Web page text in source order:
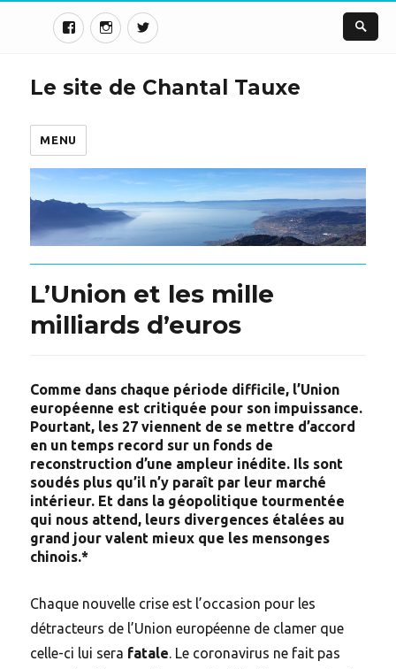
Le site de Chantal Tauxe
MENU
L’Union et les mille
milliards d’euros
Comme dans chaque période difficile, l’Union
européenne est critiquée pour son impuissance.
Pourtant, les 27 viennent de se mettre d’accord
en un temps record sur un fonds de
reconstruction d’une ampleur inédite. Ils sont
soudés plus qu’il n’y paraît par leur marché
intérieur. Et dans la géopolitique tourmentée
qui nous attend, leurs divergences étalées au
grand jour valent mieux que les mensonges
chinois.*
Chaque nouvelle crise est l’occasion pour les
détracteurs de l’Union européenne de clamer que
celle-ci lui sera fatale. Le coronavirus ne fait pas